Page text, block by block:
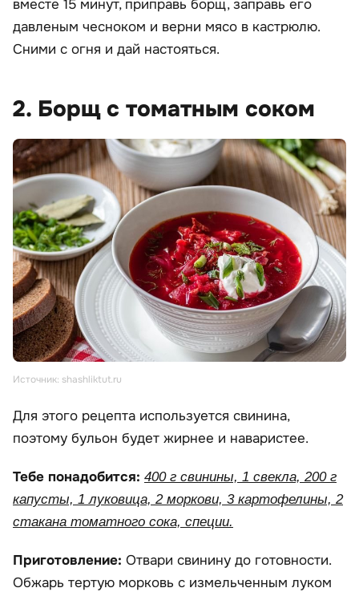
вместе 15 минут, приправь борщ, заправь его
давленым чесноком и верни мясо в кастрюлю.
Сними с огня и дай настояться.
2. Борщ с томатным соком
Источник: shashliktut.ru
Для этого рецепта используется свинина,
поэтому бульон будет жирнее и наваристее.
Тебе понадобится: 400 г свинины, 1 свекла, 200 г
капусты, 1 луковица, 2 моркови, 3 картофелины, 2
стакана томатного сока, специи.
Приготовление: Отвари свинину до готовности.
Обжарь тертую морковь с измельченным луком